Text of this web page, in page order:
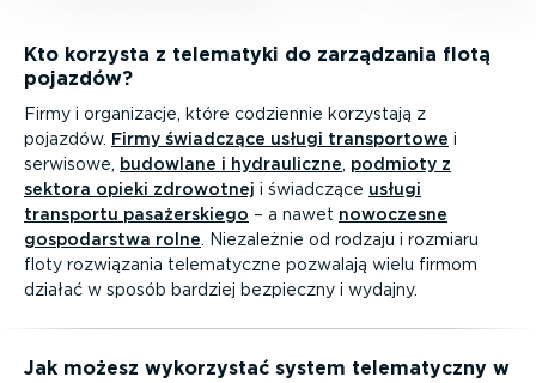
Kto korzysta z telematyki do zarządzania flotą
pojazdów?
Firmy i organizacje, które codziennie korzystają z
pojazdów. Firmy świadczące usługi trans­portowe i
serwisowe, budowlane i hydrau­liczne podmioty z
sektora opieki zdrowotnej i świadczące usługi
transportu pasażer­skiego – a nawet nowoczesne
gospo­darstwa rolne . Niezależnie od rodzaju i rozmiaru
floty rozwiązania telema­tyczne pozwalają wielu firmom
działać w sposób bardziej bezpieczny i wydajny.
Jak możesz wykorzystać system telema­tyczny w